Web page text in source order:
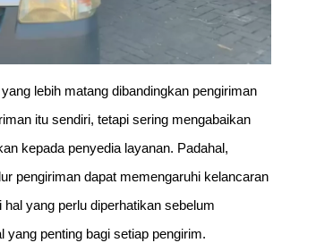
lebih matang dibandingkan pengiriman
itu sendiri, tetapi sering mengabaikan
kepada penyedia layanan. Padahal,
pengiriman dapat memengaruhi kelancaran
yang perlu diperhatikan sebelum
penting bagi setiap pengirim.